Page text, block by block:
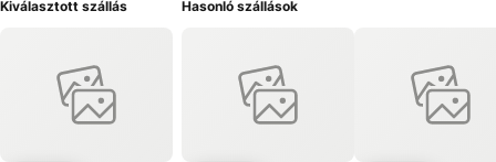
Kiválasztott szállás Hasonló szállások